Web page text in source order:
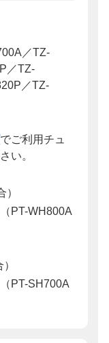
／TZ-
／TZ-
／TZ-
でご利用チュ
い。